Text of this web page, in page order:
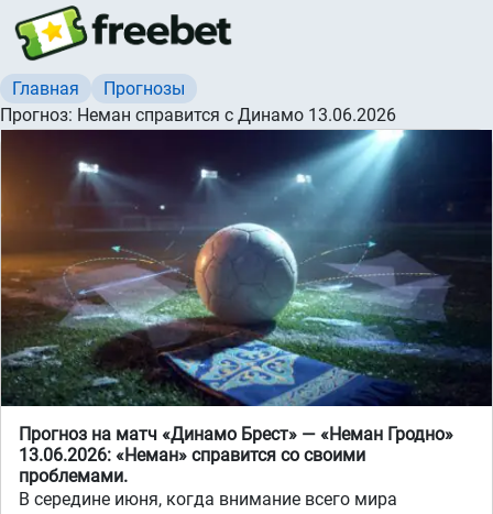
Главная
Прогнозы
Прогноз: Неман справится с Динамо 13.06.2026
Прогноз на матч «Динамо Брест» — «Неман Гродно»
13.06.2026: «Неман» справится со своими
проблемами.
В середине июня, когда внимание всего мира